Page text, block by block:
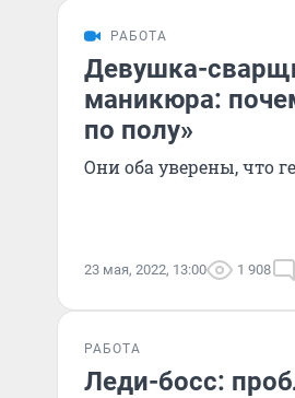
РАБОТА
Девушка-
маникюра:
по полу»
Они оба уверены, что
23 мая, 2022, 13:00 1 908
РАБОТА
Леди-босс: